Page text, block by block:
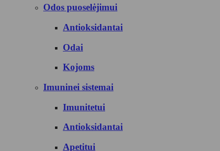
Odos puoselėjimui
Antioksidantai
Odai
Kojoms
Imuninei sistemai
Imunitetui
Antioksidantai
Apetitui